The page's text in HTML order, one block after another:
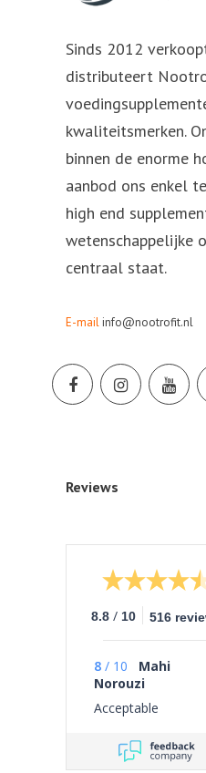
Sinds 2012
distributeert
kwaliteitsmerken.
binnen de enorme
aanbod ons enkel
high end
wetenschappelijke
centraal staat.
E-mailinfo@nootrofit.nl
Reviews
8.8 / 10 516
8 / 10
Mahi
Norouzi
Acceptable